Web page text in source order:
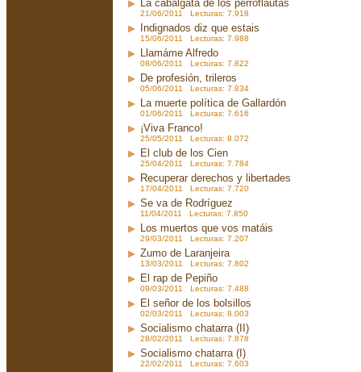
La cabalgata de los perroflautas
21/06/2011 Lecturas: 7.918
Indignados diz que estais
15/06/2011 Lecturas: 7.988
Llamáme Alfredo
08/06/2011 Lecturas: 7.822
De profesión, trileros
05/06/2011 Lecturas: 7.834
La muerte política de Gallardón
01/06/2011 Lecturas: 7.616
¡Viva Franco!
25/05/2011 Lecturas: 8.072
El club de los Cien
25/04/2011 Lecturas: 7.784
Recuperar derechos y libertades
17/04/2011 Lecturas: 7.720
Se va de Rodríguez
11/04/2011 Lecturas: 7.850
Los muertos que vos matáis
29/03/2011 Lecturas: 7.207
Zumo de Laranjeira
13/03/2011 Lecturas: 7.802
El rap de Pepiño
09/03/2011 Lecturas: 7.488
El señor de los bolsillos
02/03/2011 Lecturas: 8.003
Socialismo chatarra (II)
28/02/2011 Lecturas: 7.878
Socialismo chatarra (I)
22/02/2011 Lecturas: 7.603